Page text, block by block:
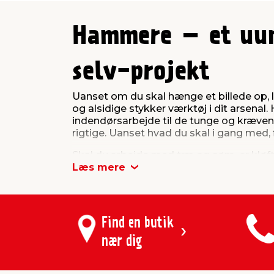
Hammere – et
selv-projekt
Uanset om du skal hænge et billede
og alsidige stykker værktøj i dit arsenal.
indendørsarbejde til de tunge og
rigtige. Uanset hvad du skal i gang
Skal du arbejde med træ og søm, er
er perfekt til almindeligt
monteringshammer eller
Til opgaver hvor du ikke må lave
hoved, som ikke beskadiger
Når det handler om tungt
banehammer i spil. En mukkert er en
Læs mere
Find en butik
nær dig